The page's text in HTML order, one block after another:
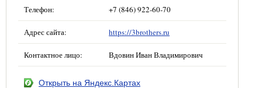
Телефон: +7 (846) 922-60-70
Адрес сайта: https://3brothers.ru
Контактное лицо: Вдовин Иван Владимирович
Открыть на Яндекс.Картах